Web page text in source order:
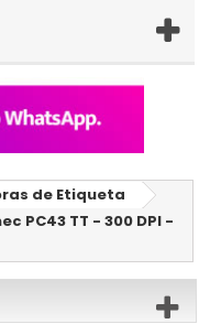
de Etiqueta
PC43 TT - 300 DPI -